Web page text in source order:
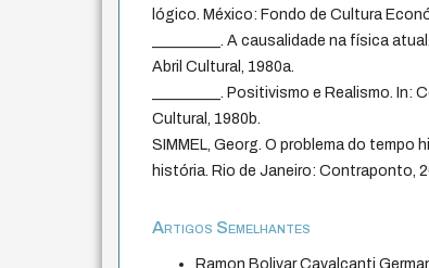
lógico. México: Fondo de Cultura
_________. A causalidade na física
Abril Cultural, 1980a.
_________. Positivismo e Realismo. In:
Cultural, 1980b.
SIMMEL, Georg. O problema do tempo
história. Rio de Janeiro: Contraponto,
Artigos Semelhantes
Ramon Bolivar Cavalcanti